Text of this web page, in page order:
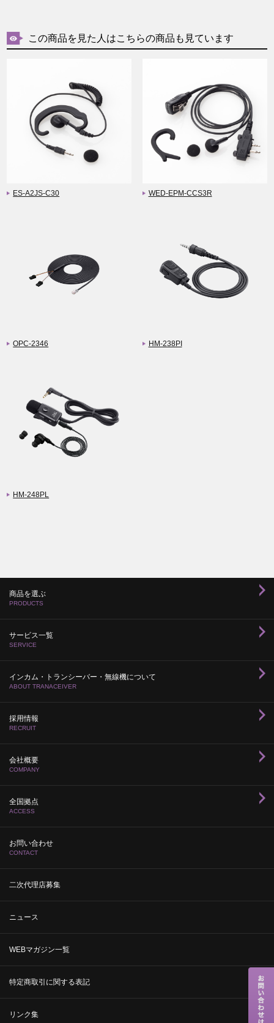
この商品を見た人はこちらの商品も見ています
ES-A2JS-C30 WED-EPM-CCS3R
OPC-2346 HM-238PI
HM-248PL
商品を選ぶ
PRODUCTS
サービス一覧
SERVICE
インカム・トランシーバー・無線機について
ABOUT TRANACEIVER
採用情報
RECRUIT
会社概要
COMPANY
全国拠点
ACCESS
お問い合わせ
CONTACT
二次代理店募集
ニュース
WEBマガジン一覧
特定商取引に関する表記
リンク集